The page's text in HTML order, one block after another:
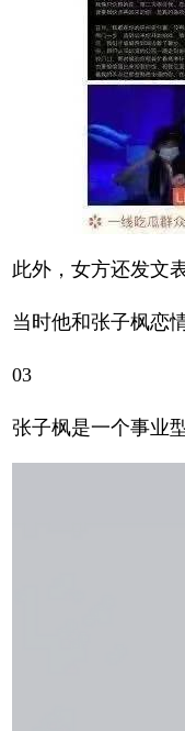
此外，女方还发文
当时他和张子枫恋
03
张子枫是一个事业